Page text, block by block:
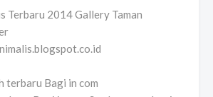
Terbaru 2014 Gallery Taman